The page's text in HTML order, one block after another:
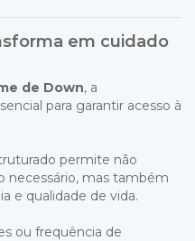
em cuidado
de Down, a
para garantir acesso à
permite não
necessário, mas também
e qualidade de vida.
ou frequência de